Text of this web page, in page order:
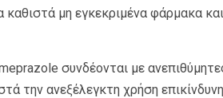
μη εγκεκριμένα φάρμακα
συνδέονται με
την ανεξέλεγκτη χρήση